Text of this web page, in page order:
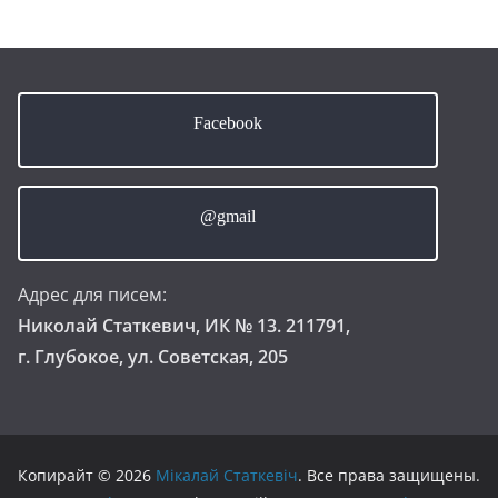
Facebook
@gmail
Адрес для писем:
Николай Статкевич, ИК № 13. 211791,
г. Глубокое, ул. Советская, 205
Копирайт © 2026 Мікалай Статкевіч. Все права защищены.